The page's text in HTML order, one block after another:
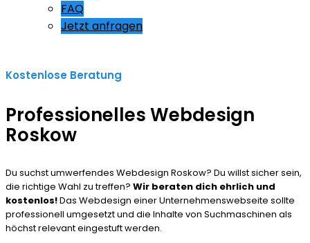
FAQ
Jetzt anfragen
Kostenlose Beratung
Professionelles Webdesign
Roskow
Du suchst umwerfendes Webdesign Roskow? Du willst sicher sein,
die richtige Wahl zu treffen? Wir beraten dich ehrlich und
kostenlos!Das Webdesign einer Unternehmenswebseite sollte
professionell umgesetzt und die Inhalte von Suchmaschinen als
höchst relevant eingestuft werden.